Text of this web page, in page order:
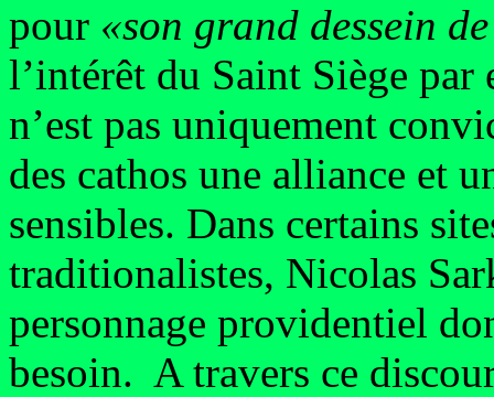
pour «son grand dessein
l’intérêt du Saint Siège par
n’est pas uniquement
des cathos une alliance et
sensibles. Dans certains
traditionalistes, Nicolas
personnage providentiel
besoin. A travers ce